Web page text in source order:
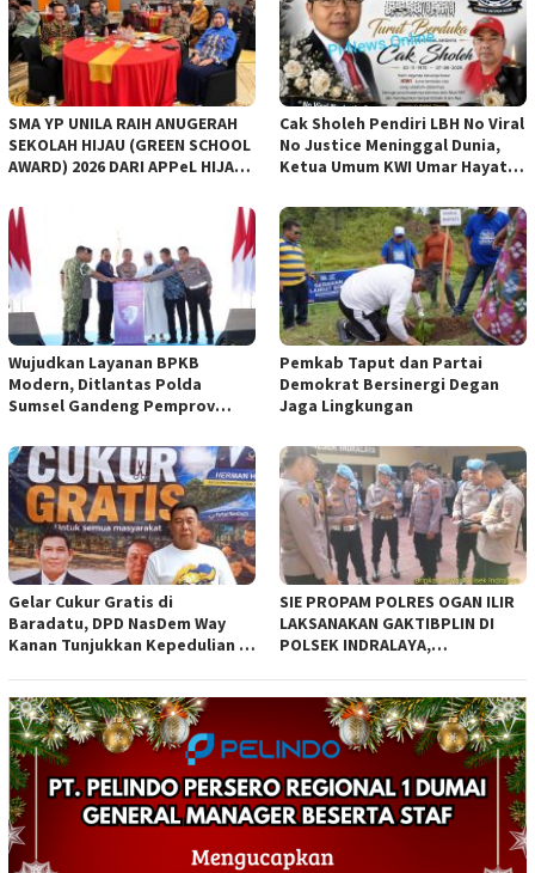
SMA YP UNILA RAIH ANUGERAH
SEKOLAH HIJAU (GREEN SCHOOL
AWARD) 2026 DARI APPeL HIJAU
Cak Sholeh Pendiri LBH No Viral
No Justice Meninggal Dunia,
Ketua Umum KWI Umar Hayat
Wujudkan Layanan BPKB
Modern, Ditlantas Polda
Sumsel Gandeng Pemprov
Pemkab Taput dan Partai
Demokrat Bersinergi Degan
Jaga Lingkungan
Gelar Cukur Gratis di
Baradatu, DPD NasDem Way
Kanan Tunjukkan Kepedulian di
SIE PROPAM POLRES OGAN ILIR
LAKSANAKAN GAKTIBPLIN DI
POLSEK INDRALAYA,
PERSONEL POLRI*